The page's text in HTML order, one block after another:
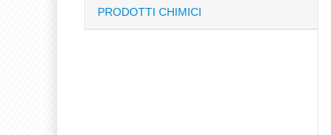
PRODOTTI CHIMICI